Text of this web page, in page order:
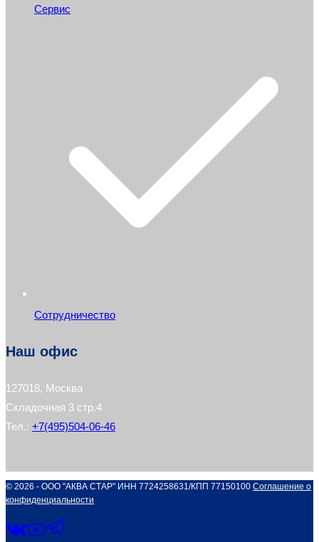
Сервис
Сотрудничество
Наш офис
127018, Москва
Складочная 3 стр.4
Тел.: +7(495)504-06-46
© 2026 - ООО "АКВА СТАР" ИНН 7724258631/КПП 77150100 Соглашение о
конфиденциальности